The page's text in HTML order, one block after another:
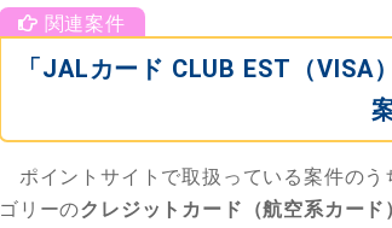
「JALカード CLUB EST（
ポイントサイトで取扱っている案件のう
ゴリーのクレジットカード（航空系カード